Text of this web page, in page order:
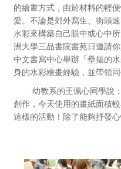
的繪畫方式，由於材料的輕
愛。不論是郊外寫生、街頭
水彩來構築自己眼中或心中
洲大學三品書院書苑日邀請
中文書寫中心舉辦「壘摳的
身的水彩繪畫經驗，並帶領
幼教系的王佩心同學說
創作，今天使用的畫紙面積
這樣的活動！除了能夠抒發